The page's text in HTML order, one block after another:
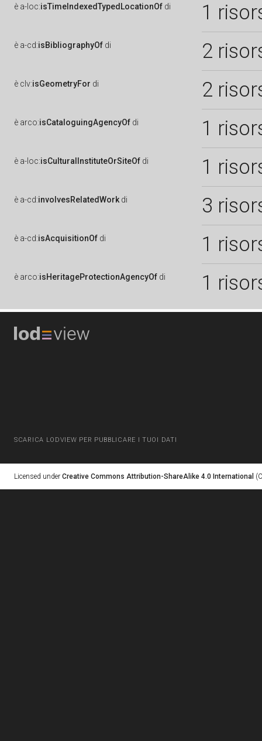
è a-loc:isTimeIndexedTypedLocationOf di 1
è a-cd:isBibliographyOf di 2
è clv:isGeometryFor di 2
è arco:isCataloguingAgencyOf di 1
è a-loc:isCulturalInstituteOrSiteOf di 1
è a-cd:involvesRelatedWork di 3
è a-cd:isAcquisitionOf di 1
è arco:isHeritageProtectionAgencyOf di 1
SCARICA LODVIEW PER PUBBLICARE I TUOI DATI
Licensed under Creative Commons Attribution-ShareAlike 4.0 International